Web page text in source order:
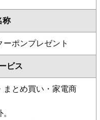
称
ーポンプレゼント
ビス
とめ買い・家電商